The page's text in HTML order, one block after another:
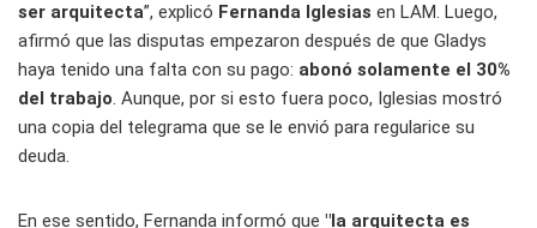
ser arquitecta”, explicó Fernanda Iglesias en LAM. Luego,
afirmó que las disputas empezaron después de que Gladys
haya tenido una falta con su pago: abonó solamente el 30%
del trabajo. Aunque, por si esto fuera poco, Iglesias mostró
una copia del telegrama que se le envió para regularice su
deuda.
En ese sentido, Fernanda informó que "la arquitecta es